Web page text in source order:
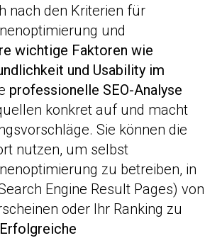
nach den Kriterien für
und
wichtige Faktoren wie
und Usability im
professionelle SEO-Analyse
konkret auf und macht
Sie können die
nutzen, um selbst
zu betreiben, in
Engine Result Pages) von
oder Ihr Ranking zu
Erfolgreiche